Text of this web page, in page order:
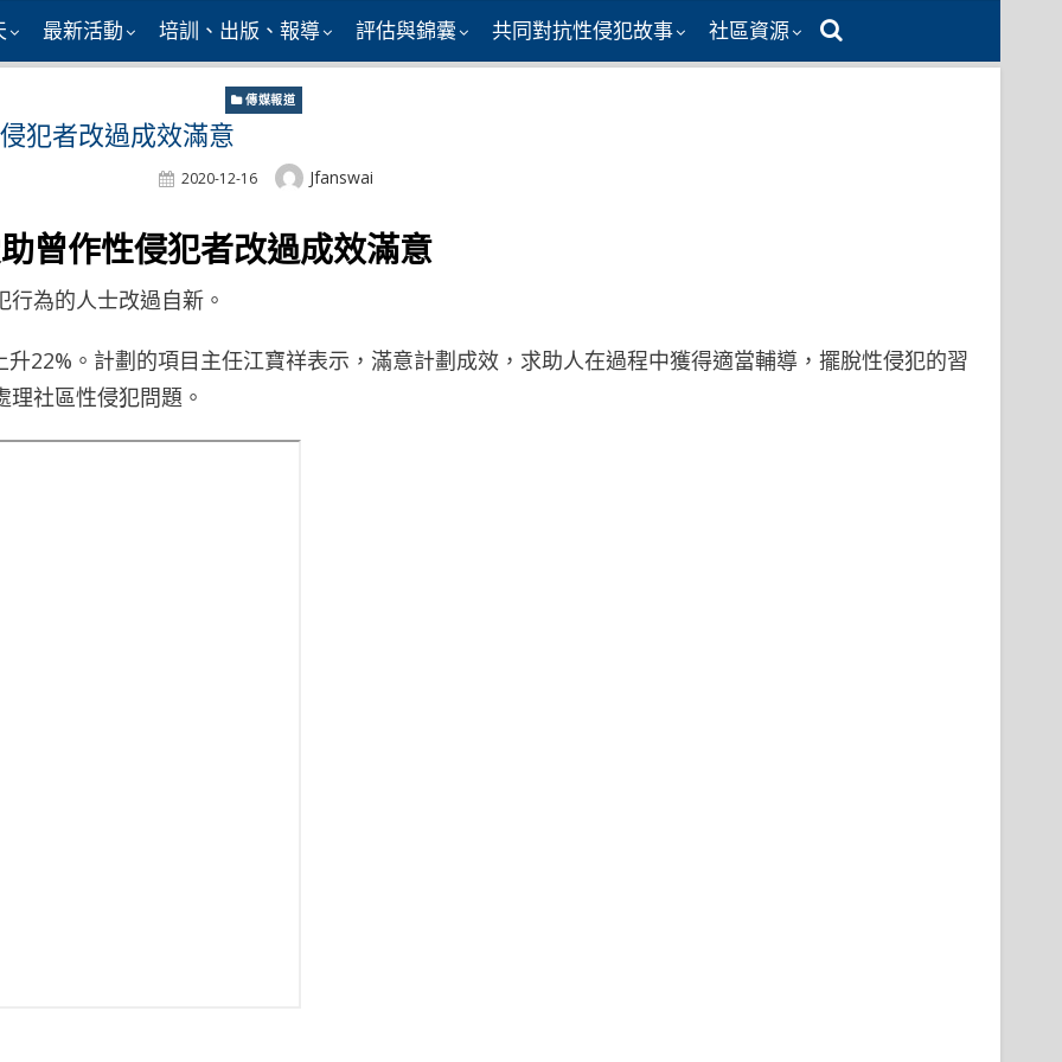
最新活動 培訓、出版、報導 評估與錦囊 共同對抗性侵犯故事 社區資源
傳媒報道
犯者改過成效滿意
Posted
2020-12-16 Author
Jfanswai
曾作性侵犯者改過成效滿意
為的人士改過自新。
22%。計劃的項目主任江寶祥表示，滿意計劃成效，求助人在過程中獲得適當輔導，擺脫性侵犯的習
社區性侵犯問題。